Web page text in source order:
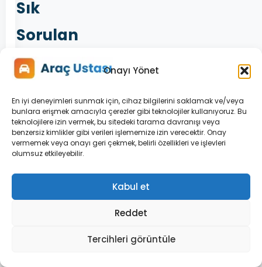
Onayı Yönet
En iyi deneyimleri sunmak için, cihaz bilgilerini saklamak ve/veya
bunlara erişmek amacıyla çerezler gibi teknolojiler kullanıyoruz. Bu
teknolojilere izin vermek, bu sitedeki tarama davranışı veya
benzersiz kimlikler gibi verileri işlememize izin verecektir. Onay
vermemek veya onayı geri çekmek, belirli özellikleri ve işlevleri
olumsuz etkileyebilir.
Kabul et
Reddet
Tercihleri görüntüle
Sık
Sorulan
Sorular
Servis: ESP
uyarısı
kendiliğinden
söner mi?
olan araç